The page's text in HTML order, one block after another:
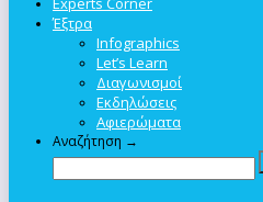
Έξτρα
Infographics
Let’s Learn
Διαγωνισμοί
Εκδηλώσεις
Αφιερώματα
Αναζήτηση →